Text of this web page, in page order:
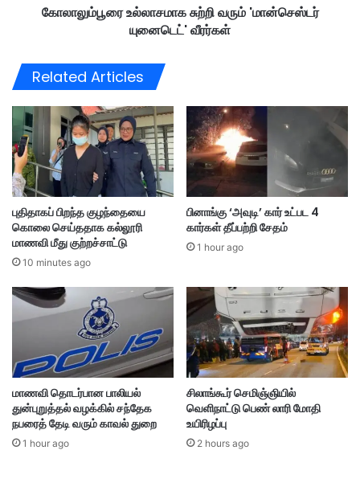
து
ற்
ரு
ம்
'
மா
ன்
செ
ஸ்
ட
ர்
னை
வீ
ர
ர்
க
ள்
கோலாலும்பூரை உல்லாசமாக சுற்றி வரும் 'மான்செஸ்டர்
யுனைடெட்' வீரர்கள்
Related Articles
புதிதாகப் பிறந்த குழந்தையை
கொலை செய்ததாக கல்லூரி
மாணவி மீது குற்றச்சாட்டு
10 minutes ago
பினாங்கு ‘அவுடி’ கார் உட்பட 4
கார்கள் தீப்பற்றி சேதம்
1 hour ago
மாணவி தொடர்பான பாலியல்
துன்புறுத்தல் வழக்கில் சந்தேக
நபரைத் தேடி வரும் காவல் துறை
1 hour ago
சிலாங்கூர் செமிஞ்ஞியில்
வெளிநாட்டு பெண் லாரி மோதி
உயிரிழப்பு
2 hours ago